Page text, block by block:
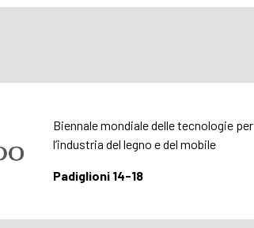
Biennale mondiale delle tecnologie per
l’industria del legno e del mobile
Padiglioni 14-18